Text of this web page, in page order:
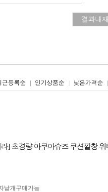
근등록순 인기상품순 낮은가격순
리스트형갤러리형
] 초경량 아쿠아슈즈 쿠션깔창
낱개구매가능